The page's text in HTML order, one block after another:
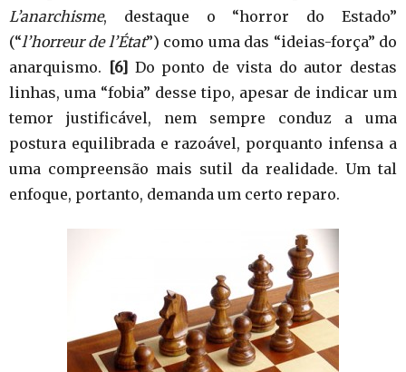
L’anarchisme, destaque o “horror do Estado”
(“l’horreur de l’État”) como uma das “ideias-força” do
anarquismo.
[6] Do ponto de vista do autor destas
linhas, uma “fobia” desse tipo, apesar de indicar um
temor justificável, nem sempre conduz a uma
postura equilibrada e razoável, porquanto infensa a
uma compreensão mais sutil da realidade. Um tal
enfoque, portanto, demanda um certo reparo.